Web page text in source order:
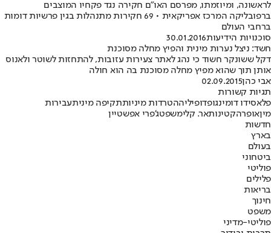
לראשונה, ומיוזמתו, מפרסם האו"ם חקירה נגד פקחיו המוצבים
ברפובליקה המרכז אפריקאית • 69 חקירות מתנהלות בגין פרשיות דומות
ברחבי העולם
סוכנויות הידיעות30.01.2016
חשד: ניצל נערות מינית והפיץ מחלה מסוכנת
דקל ששונקר חשוד כי נהג לאתר צעירות עזובות, להתחזות לשוטר ולאנוס
אותן תוך שהוא מפיץ מחלה מסוכנת בה הוא חולה
אבי כהן02.09.2015
תגיות קשורות
פלאסידו דומינגופדופיליההטרדות מיניותתקיפה מיניתעבירות
מיןאופרהקטינותאר. קלימשפטג'פרי אפשטיין
חדשות
בארץ
בעולם
ביטחוני
פוליטי
פלילים
בריאות
חינוך
משפט
פוליטי-מדיני